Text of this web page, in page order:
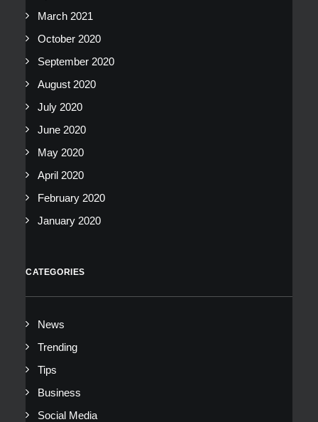
March 2021
October 2020
September 2020
August 2020
July 2020
June 2020
May 2020
April 2020
February 2020
January 2020
CATEGORIES
News
Trending
Tips
Business
Social Media